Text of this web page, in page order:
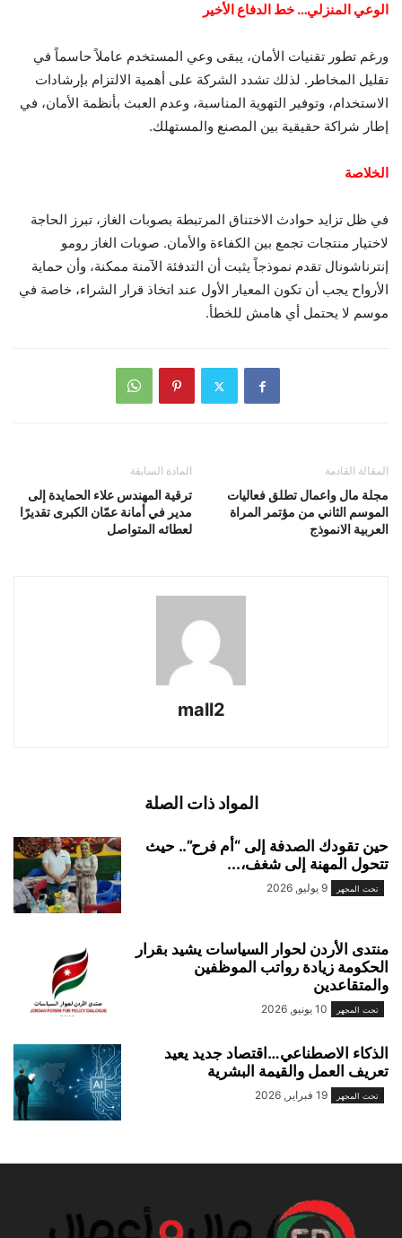
الوعي المنزلي… خط الدفاع الأخير
ورغم تطور تقنيات الأمان، يبقى وعي المستخدم عاملاً حاسماً في
تقليل المخاطر. لذلك تشدد الشركة على أهمية الالتزام بإرشادات
الاستخدام، وتوفير التهوية المناسبة، وعدم العبث بأنظمة الأمان، في
إطار شراكة حقيقية بين المصنع والمستهلك.
الخلاصة
في ظل تزايد حوادث الاختناق المرتبطة بصوبات الغاز، تبرز الحاجة
لاختيار منتجات تجمع بين الكفاءة والأمان. صوبات الغاز رومو
إنترناشونال تقدم نموذجاً يثبت أن التدفئة الآمنة ممكنة، وأن حماية
الأرواح يجب أن تكون المعيار الأول عند اتخاذ قرار الشراء، خاصة في
موسم لا يحتمل أي هامش للخطأ.
المادة السابقة
ترقية المهندس علاء الحمايدة إلى
مدير في أمانة عمّان الكبرى تقديرًا
لعطائه المتواصل
المقالة القادمة
مجلة مال واعمال تطلق فعاليات
الموسم الثاني من مؤتمر المراة
العربية الانموذج
mall2
المواد ذات الصلة
حين تقودك الصدفة إلى “أم فرح”.. حيث
تتحول المهنة إلى شغف،...
تحت المجهر 9 يوليو, 2026
منتدى الأردن لحوار السياسات يشيد بقرار
الحكومة زيادة رواتب الموظفين
والمتقاعدين
تحت المجهر 10 يونيو, 2026
الذكاء الاصطناعي…اقتصاد جديد يعيد
تعريف العمل والقيمة البشرية
تحت المجهر 19 فبراير, 2026